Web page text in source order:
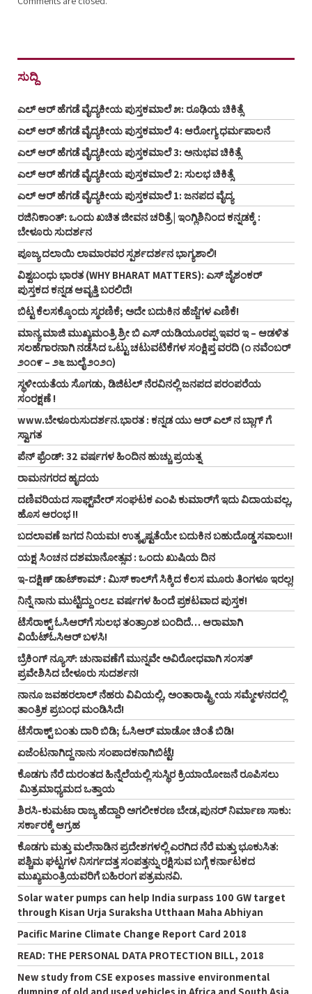
ಸುದ್ದಿ
ಎಲ್ ಆರ್ ಹೆಗಡೆ ವೈದ್ಯಕೀಯ ಪುಸ್ತಕಮಾಲೆ ೫: ರೂಢಿಯ ಚಿಕಿತ್ಸೆ
ಎಲ್ ಆರ್ ಹೆಗಡೆ ವೈದ್ಯಕೀಯ ಪುಸ್ತಕಮಾಲೆ 4: ಆರೋಗ್ಯ ಧರ್ಮಪಾಲನೆ
ಎಲ್ ಆರ್ ಹೆಗಡೆ ವೈದ್ಯಕೀಯ ಪುಸ್ತಕಮಾಲೆ 3: ಅನುಭವ ಚಿಕಿತ್ಸೆ
ಎಲ್ ಆರ್ ಹೆಗಡೆ ವೈದ್ಯಕೀಯ ಪುಸ್ತಕಮಾಲೆ 2: ಸುಲಭ ಚಿಕಿತ್ಸೆ
ಎಲ್ ಆರ್ ಹೆಗಡೆ ವೈದ್ಯಕೀಯ ಪುಸ್ತಕಮಾಲೆ 1: ಜನಪದ ವೈದ್ಯ
ರಜಿನಿಕಾಂತ್: ಒಂದು ಖಚಿತ ಜೀವನ ಚರಿತ್ರೆ | ಇಂಗ್ಲಿಶಿನಿಂದ ಕನ್ನಡಕ್ಕೆ :
ಬೇಳೂರು ಸುದರ್ಶನ
ಪೂಜ್ಯ ದಲಾಯಿ ಲಾಮಾರವರ ಸ್ಪರ್ಶದರ್ಶನ ಭಾಗ್ಯಶಾಲಿ!
ವಿಶ್ವಬಂಧು ಭಾರತ (WHY BHARAT MATTERS): ಎಸ್ ಜೈಶಂಕರ್
ಪುಸ್ತಕದ ಕನ್ನಡ ಆವೃತ್ತಿ ಬರಲಿದೆ!
ಬಿಟ್ಟ ಕೆಲಸಕ್ಕೊಂದು ಸ್ಮರಣಿಕೆ; ಅದೇ ಬದುಕಿನ ಹೆಜ್ಜೆಗಳ ಎಣಿಕೆ!
ಮಾನ್ಯ ಮಾಜಿ ಮುಖ್ಯಮಂತ್ರಿ ಶ್ರೀ ಬಿ ಎಸ್‌ ಯಡಿಯೂರಪ್ಪ ಇವರ ಇ – ಆಡಳಿತ
ಸಲಹೆಗಾರನಾಗಿ ನಡೆಸಿದ ಒಟ್ಟು ಚಟುವಟಿಕೆಗಳ ಸಂಕ್ಷಿಪ್ತ ವರದಿ (೧ ನವೆಂಬರ್‌
೨೦೧೯ – ೨೬ ಜುಲೈ ೨೦೨೧)
ಸ್ಥಳೀಯತೆಯ ಸೊಗಡು, ಡಿಜಿಟಲ್‌ ನೆರವಿನಲ್ಲಿ ಜನಪದ ಪರಂಪರೆಯ
ಸಂರಕ್ಷಣೆ !
www.ಬೇಳೂರುಸುದರ್ಶನ.ಭಾರತ : ಕನ್ನಡ ಯು ಆರ್‌ ಎಲ್‌ ನ ಬ್ಲಾಗ್‌ ಗೆ
ಸ್ವಾಗತ
ಪೆನ್‌ ಫ್ರೆಂಡ್‌: 32 ವರ್ಷಗಳ ಹಿಂದಿನ ಹುಚ್ಚು ಪ್ರಯತ್ನ
ರಾಮನಗರದ ಹೃದಯ
ದಣಿವರಿಯದ ಸಾಫ್ಟ್‌ವೇರ್‌ ಸಂಘಟಕ ಎಂಪಿ ಕುಮಾರ್‌ಗೆ ಇದು ವಿದಾಯವಲ್ಲ,
ಹೊಸ ಆರಂಭ !!
ಬದಲಾವಣೆ ಜಗದ ನಿಯಮ! ಉತ್ಕೃಷ್ಟತೆಯೇ ಬದುಕಿನ ಬಹುದೊಡ್ಡ ಸವಾಲು!!
ಯಕ್ಷ ಸಿಂಚನ ದಶಮಾನೋತ್ಸವ : ಒಂದು ಖುಷಿಯ ದಿನ
ಇ-ದಕ್ಷಿಣ್ ಡಾಟ್‌ಕಾಮ್‌ : ಮಿಸ್ ಕಾಲ್‌ಗೆ ಸಿಕ್ಕಿದ ಕೆಲಸ ಮೂರು ತಿಂಗಳೂ ಇರಲ್ಲ!
ನಿನ್ನೆ ನಾನು ಮುಟ್ಟಿದ್ದು ೧೮೭ ವರ್ಷಗಳ ಹಿಂದೆ ಪ್ರಕಟವಾದ ಪುಸ್ತಕ!
ಟೆಸೆರಾಕ್ಟ್‌ ಓಸಿಆರ್‌ಗೆ ಸುಲಭ ತಂತ್ರಾಂಶ ಬಂದಿದೆ… ಆರಾಮಾಗಿ
ವಿಯೆಟ್‌ಓಸಿಆರ್‌ ಬಳಸಿ!
ಬ್ರೆಕಿಂಗ್ ನ್ಯೂಸ್‌: ಚುನಾವಣೆಗೆ ಮುನ್ನವೇ ಅವಿರೋಧವಾಗಿ ಸಂಸತ್
ಪ್ರವೇಶಿಸಿದ ಬೇಳೂರು ಸುದರ್ಶನ!
ನಾನೂ ಜವಹರಲಾಲ್‌ ನೆಹರು ವಿವಿಯಲ್ಲಿ, ಅಂತಾರಾಷ್ಟ್ರೀಯ ಸಮ್ಮೇಳನದಲ್ಲಿ
ತಾಂತ್ರಿಕ ಪ್ರಬಂಧ ಮಂಡಿಸಿದೆ!
ಟೆಸೆರಾಕ್ಟ್‌ ಬಂತು ದಾರಿ ಬಿಡಿ; ಓಸಿಆರ್‌ ಮಾಡೋ ಚಿಂತೆ ಬಿಡಿ!
ಏಜೆಂಟನಾಗಿದ್ದ ನಾನು ಸಂಪಾದಕನಾಗಿಬಿಟ್ಟೆ!
ಕೊಡಗು ನೆರೆ ದುರಂತದ ಹಿನ್ನೆಲೆಯಲ್ಲಿ ಸುಸ್ಥಿರ ಕ್ರಿಯಾಯೋಜನೆ ರೂಪಿಸಲು
ಮಿತ್ರಮಾಧ್ಯಮದ ಒತ್ತಾಯ
ಶಿರಸಿ-ಕುಮಟಾ ರಾಜ್ಯ ಹೆದ್ದಾರಿ ಅಗಲೀಕರಣ ಬೇಡ,ಪುನರ್‌ ನಿರ್ಮಾಣ ಸಾಕು:
ಸರ್ಕಾರಕ್ಕೆ ಆಗ್ರಹ
ಕೊಡಗು ಮತ್ತು ಮಲೆನಾಡಿನ ಪ್ರದೇಶಗಳಲ್ಲಿ ಎರಗಿದ ನೆರೆ ಮತ್ತು ಭೂಕುಸಿತ:
ಪಶ್ಚಿಮ ಘಟ್ಟಗಳ ನಿಸರ್ಗದತ್ತ ಸಂಪತ್ತನ್ನು ರಕ್ಷಿಸುವ ಬಗ್ಗೆ ಕರ್ನಾಟಕದ
ಮುಖ್ಯಮಂತ್ರಿಯವರಿಗೆ ಬಹಿರಂಗ ಪತ್ರಮನವಿ.
Solar water pumps can help India surpass 100 GW target
through Kisan Urja Suraksha Utthaan Maha Abhiyan
Pacific Marine Climate Change Report Card 2018
READ: THE PERSONAL DATA PROTECTION BILL, 2018
New study from CSE exposes massive environmental